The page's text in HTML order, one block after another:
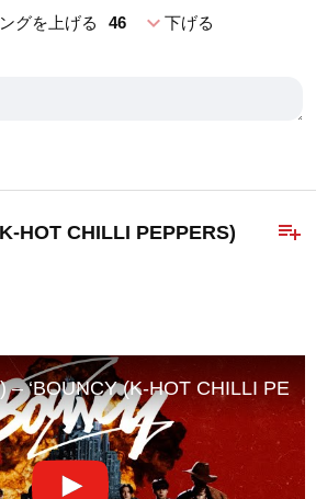
グを上げる 46 expand_more下げる
playlist_add
HOT CHILLI PEPPERS)
– ‘BOUNCY (K-HOT CHILLI